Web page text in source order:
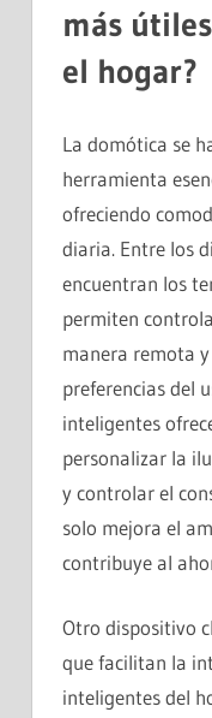
más
el hogar?
La domótica se
herramienta
ofreciendo
diaria. Entre los
encuentran los
permiten
manera remota
preferencias del
inteligentes
personalizar la
y controlar el
solo mejora el
contribuye al
Otro dispositivo
que facilitan la
inteligentes del